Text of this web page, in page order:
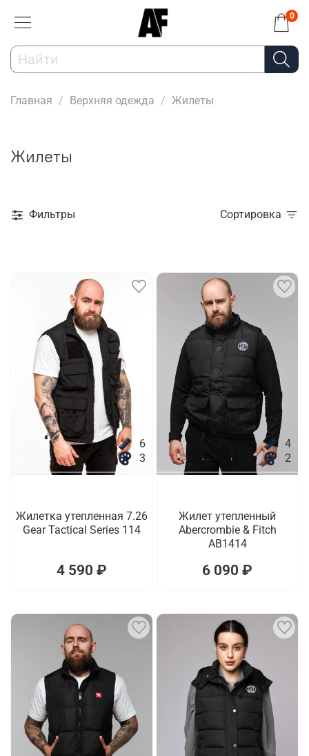
0
Главная Верхняя одежда Жилеты
Жилеты
Фильтры Сортировка
6
3
Жилетка утепленная 7.26
Gear Tactical Series 114
4 590 ₽
4
2
Жилет утепленный
Abercrombie & Fitch
AB1414
6 090 ₽